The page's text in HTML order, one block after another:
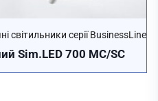
світильники серії BusinessLine
Sim.LED 700 MC/SC